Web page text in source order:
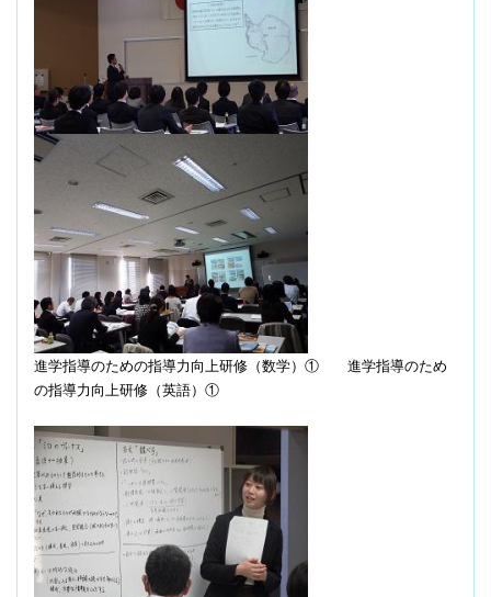
進学指導のための指導力向上研修（数学）① 進学指導のため
の指導力向上研修（英語）①